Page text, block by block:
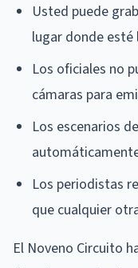
Usted puede
lugar donde
Los oficiales no
cámaras para
Los escenarios
Los periodistas
que cualquier
El Noveno Circuito